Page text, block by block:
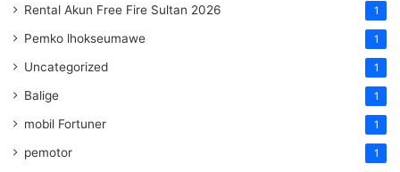
Rental Akun Free Fire Sultan 2026 1
Pemko lhokseumawe 1
Uncategorized 1
Balige 1
mobil Fortuner 1
pemotor 1